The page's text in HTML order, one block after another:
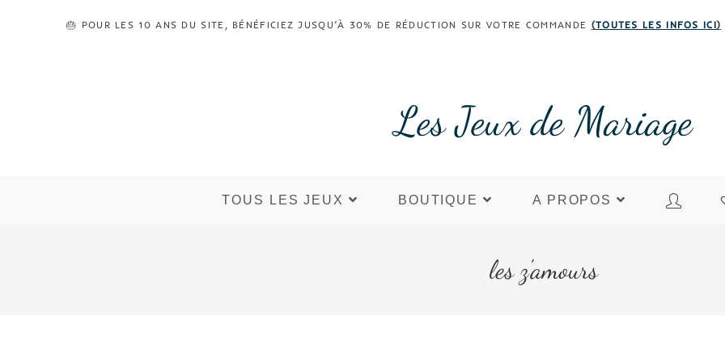
🎂 POUR LES 10 ANS DU SITE, BÉNÉFICIEZ JUSQU’À 30% DE RÉDUCTION SUR VOTRE COMMANDE (TOUTES LES INFOS ICI)
Les Jeux de Mariage
TOUS LES JEUX BOUTIQUE A PROPOS
les z'amours